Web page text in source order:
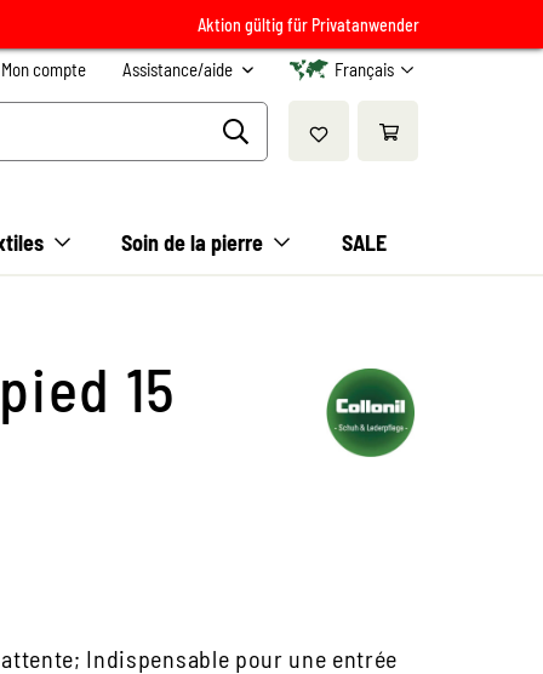
Aktion gültig für Privatanwender
Mon compte Assistance/aide Français
Soin de la pierre SALE
15
Indispensable pour une entrée